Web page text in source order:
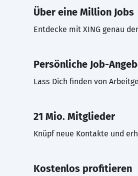
Über eine Million Jobs
Entdecke mit XING genau
Persönliche Job-
Lass Dich finden von
21 Mio. Mitglieder
Knüpf neue Kontakte und
Kostenlos profitieren